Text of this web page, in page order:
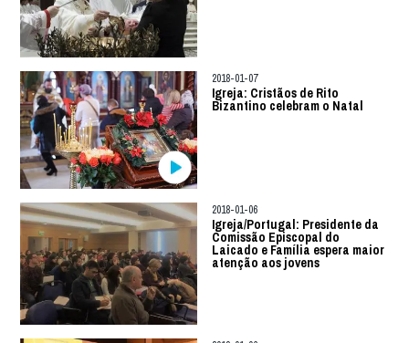
2018-01-07
Igreja: Cristãos de Rito
Bizantino celebram o Natal
2018-01-06
Igreja/Portugal: Presidente da
Comissão Episcopal do
Laicado e Família espera maior
atenção aos jovens